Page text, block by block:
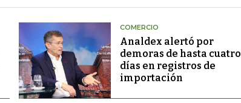
COMERCIO
Analdex alertó por
demoras de hasta cuatro
días en registros de
importación